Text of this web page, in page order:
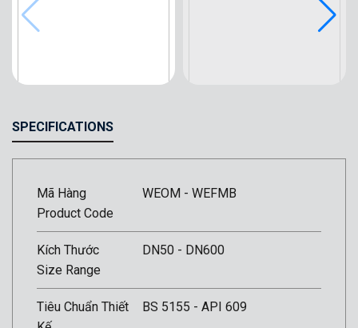
SPECIFICATIONS
Mã Hàng
Product Code
WEOM - WEFMB
Kích Thước
Size Range
DN50 - DN600
Tiêu Chuẩn Thiết
BS 5155 - API 609